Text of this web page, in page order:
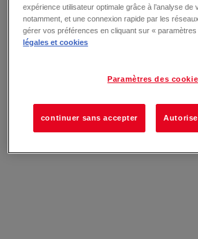
expérience utilisateur optimale grâce à l’analyse de
notamment, et une connexion rapide par les
gérer vos préférences en cliquant sur « paramètres
légales et cookies
Paramètres des
continuer sans accepter